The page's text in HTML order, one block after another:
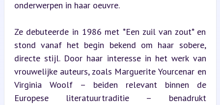
onderwerpen in haar oeuvre.
Ze debuteerde in 1986 met *Een zuil van zout* en
stond vanaf het begin bekend om haar sobere,
directe stijl. Door haar interesse in het werk van
vrouwelijke auteurs, zoals Marguerite Yourcenar en
Virginia Woolf – beiden relevant binnen de
Europese literatuurtraditie – benadrukt